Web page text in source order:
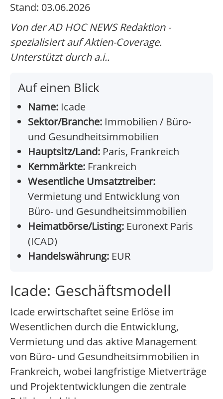
Stand: 03.06.2026
Von der AD HOC NEWS Redaktion -
spezialisiert auf Aktien-Coverage.
Unterstützt durch a.i..
Auf einen Blick
Name: Icade
Sektor/Branche: Immobilien / Büro-
und Gesundheitsimmobilien
Hauptsitz/Land: Paris, Frankreich
Kernmärkte: Frankreich
Wesentliche Umsatztreiber:
Vermietung und Entwicklung von
Büro- und Gesundheitsimmobilien
Heimatbörse/Listing: Euronext Paris
(ICAD)
Handelswährung: EUR
Icade: Geschäftsmodell
Icade erwirtschaftet seine Erlöse im
Wesentlichen durch die Entwicklung,
Vermietung und das aktive Management
von Büro- und Gesundheitsimmobilien in
Frankreich, wobei langfristige Mietverträge
und Projektentwicklungen die zentrale